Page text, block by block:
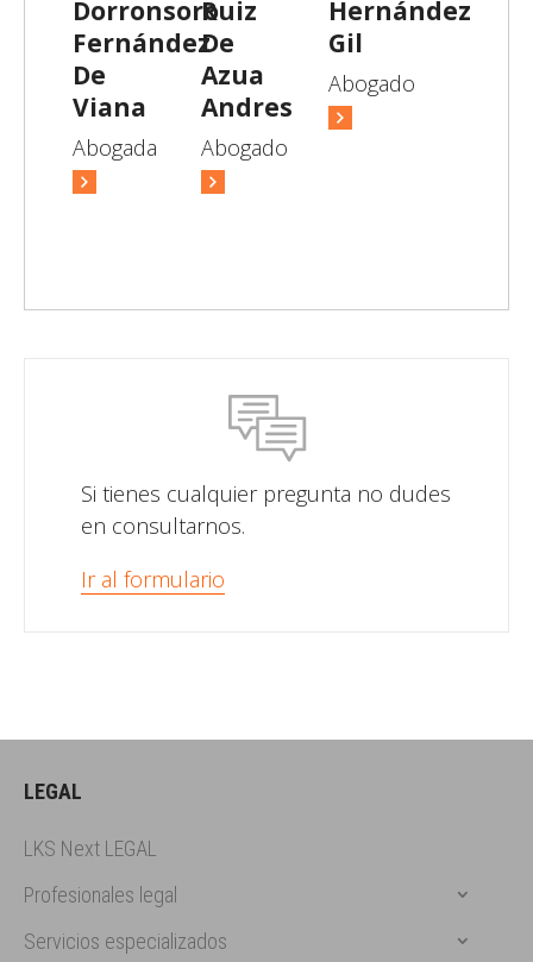
LEGAL
LKS Next LEGAL
Profesionales legal
Servicios especializados
Dorronsoro
Fernández
De
Viana
Abogada
Ruiz
De
Azua
Andres
Abogado
Hernández
Gil
Abogado
Si tienes cualquier pregunta no dudes
en consultarnos.
Ir al formulario